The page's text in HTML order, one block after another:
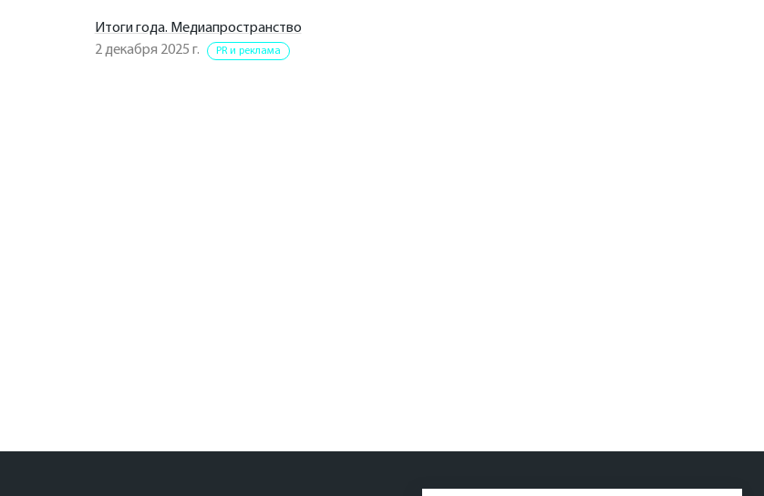
Итоги года. Медиапространство
2 декабря 2025 г.
PR и реклама